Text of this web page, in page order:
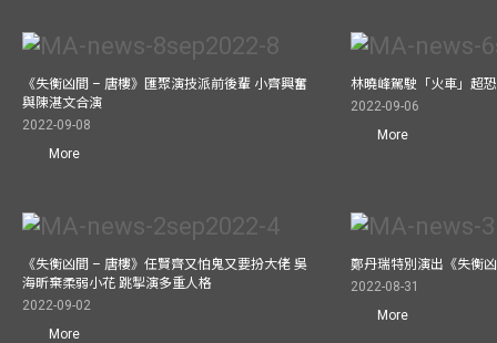
《失衡凶間 – 唐樓》匯聚演技派前後輩 小齊興奮
與陳湛文合演
2022-09-08
More
林曉峰駕駛「火車」超
2022-09-06
More
《失衡凶間 – 唐樓》任賢齊又怕鬼又要扮大佬 吳
海昕棄柔弱小花 跳掣演多重人格
2022-09-02
More
鄭丹瑞特別演出《失衡
2022-08-31
More